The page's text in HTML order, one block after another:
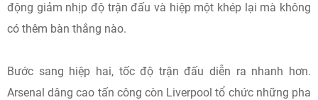
động giảm nhịp độ trận đấu và hiệp một khép lại mà không
có thêm bàn thắng nào.
Bước sang hiệp hai, tốc độ trận đấu diễn ra nhanh hơn.
Arsenal dâng cao tấn công còn Liverpool tổ chức những pha